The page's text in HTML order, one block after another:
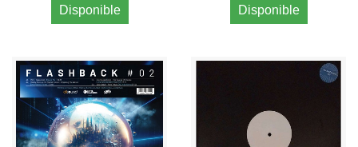
Disponible Disponible